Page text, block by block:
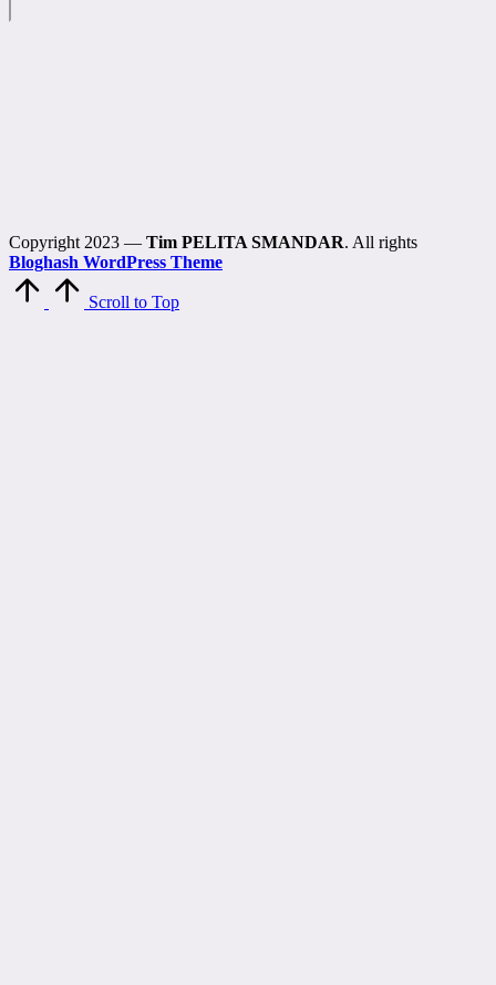
Copyright 2023 — Tim PELITA SMANDAR. All rights
Bloghash WordPress Theme
Scroll to Top